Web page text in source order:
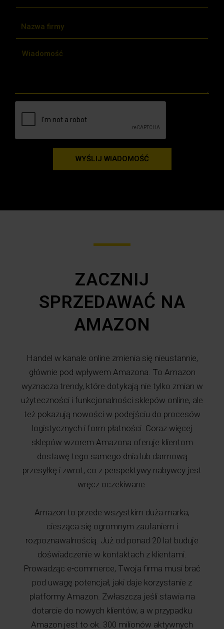
WYŚLIJ WIADOMOŚĆ
ZACZNIJ
SPRZEDAWAĆ NA
AMAZON
Handel w kanale online zmienia się nieustannie,
głównie pod wpływem Amazona. To Amazon
wyznacza trendy, które dotykają nie tylko zmian w
użyteczności i funkcjonalności sklepów online, ale
też pokazują nowości w podejściu do procesów
logistycznych i form płatności. Coraz więcej
sklepów wzorem Amazona oferuje klientom
dostawę tego samego dnia lub darmową
przesyłkę i zwrot, co z perspektywy nabywcy jest
wręcz oczekiwane.
Amazon to przede wszystkim duża marka,
ciesząca się ogromnym zaufaniem i
rozpoznawalnością. Już od ponad 20 lat buduje
doświadczenie w kontaktach z klientami.
Prowadząc e-commerce, Twoja firma musi brać
pod uwagę potencjał, jaki daje korzystanie z
platformy Amazon. Zwłaszcza jeśli stawia na
dotarcie do nowych klientów, a w przypadku
Amazon jest to ok. 300 milionów aktywnych